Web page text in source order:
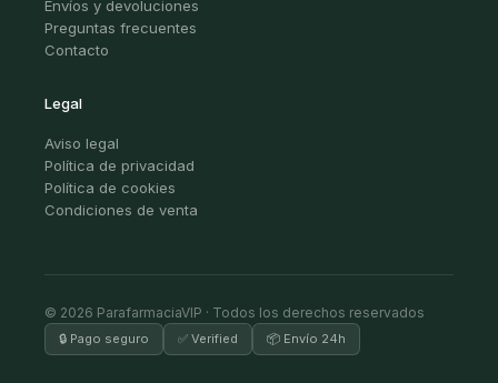
Envíos y devoluciones
Preguntas frecuentes
Contacto
Legal
Aviso legal
Política de privacidad
Política de cookies
Condiciones de venta
© 2026 ParafarmaciaVIP · Todos los derechos reservados
🔒 Pago seguro ✅ Verified 📦 Envío 24h